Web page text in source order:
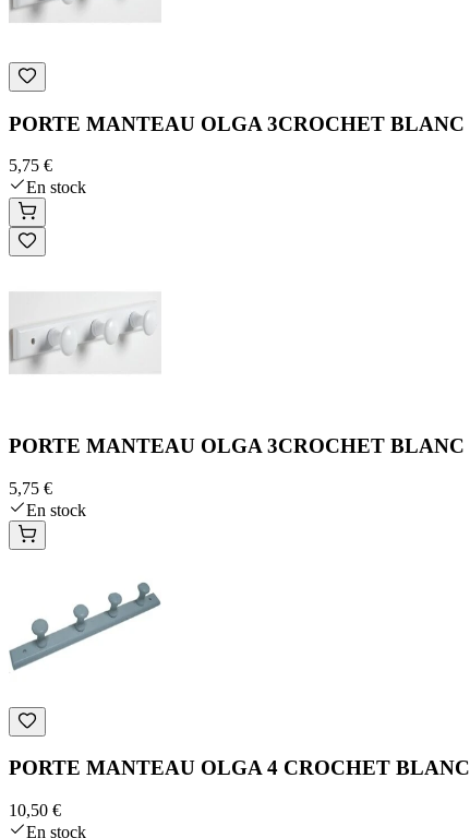
PORTE MANTEAU OLGA 3CROCHET BLANC
5,75 €
En stock
PORTE MANTEAU OLGA 3CROCHET BLANC
5,75 €
En stock
PORTE MANTEAU OLGA 4 CROCHET BLANC
10,50 €
En stock